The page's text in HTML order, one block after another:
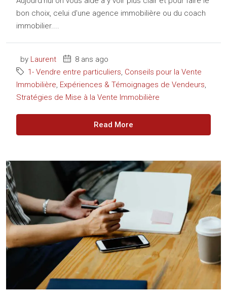
bon choix, celui d'une agence immobilière ou du coach
immobilier....
by Laurent
8 ans ago
1- Vendre entre particuliers, Conseils pour la Vente
Immobilière, Expériences & Témoignages de Vendeurs,
Stratégies de Mise à la Vente Immobilière
Read More